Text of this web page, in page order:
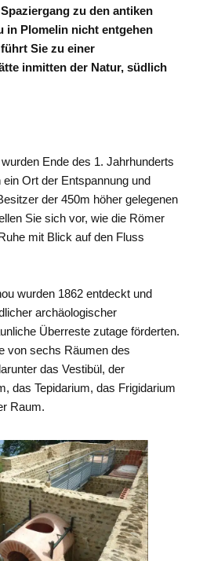
zu den antiken
in Plomelin nicht entgehen
Sie zu einer
inmitten der Natur, südlich
Ende des 1. Jahrhunderts
Ort der Entspannung und
der 450m höher gelegenen
Sie sich vor, wie die Römer
mit Blick auf den Fluss
wurden 1862 entdeckt und
archäologischer
Überreste zutage förderten.
von sechs Räumen des
das Vestibül, der
das Tepidarium, das Frigidarium
Raum.